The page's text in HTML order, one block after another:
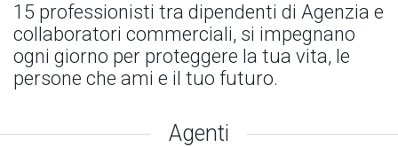
15 professionisti tra dipendenti di Agenzia e
collaboratori commerciali, si impegnano
ogni giorno per proteggere la tua vita, le
persone che ami e il tuo futuro.
Agenti